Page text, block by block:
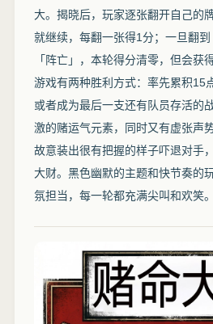
大。揭晓后，玩家逐张翻开自己的
就继续，每翻一张得1分；一旦翻
「阵亡」，本轮得分清零，但会获
游戏有两种胜利方式：率先累积15
或者成为最后一支还有队员存活的
激的赌运气元素，同时又有虚张
故意装出很有把握的样子吓退对手
大财。黑色幽默的主题和快节奏的
氛担当，每一轮都充满尖叫和欢笑。